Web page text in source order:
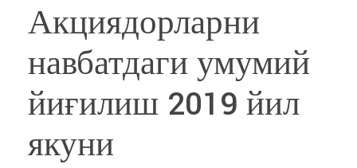
Акциядорларни
навбатдаги умумий
йиғилиш 2019 йил
якуни